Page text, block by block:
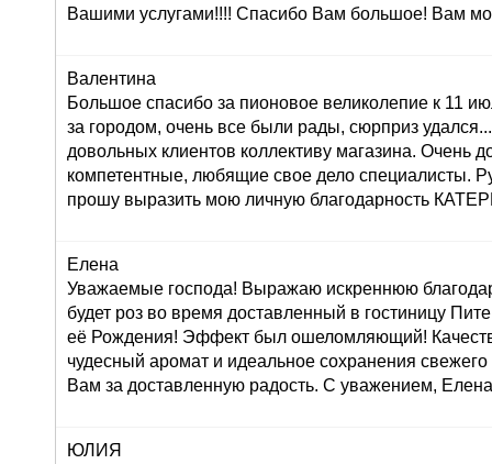
Вашими услугами!!!! Спасибо Вам большое! Вам
Валентина
Большое спасибо за пионовое великолепие к 11
за городом, очень все были рады, сюрприз
довольных клиентов коллективу магазина. Очень
компетентные, любящие свое дело специалисты.
прошу выразить мою личную благодарность
Елена
Уважаемые господа! Выражаю искреннюю
будет роз во время доставленный в гостиницу
её Рождения! Эффект был ошеломляющий!
чудесный аромат и идеальное сохранения
Вам за доставленную радость. С уважением,
ЮЛИЯ